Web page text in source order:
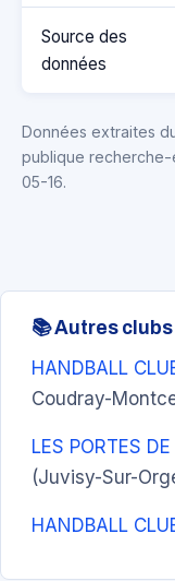
Source des
données
Données extraites
publique recherche-
05-16.
📚 Autres
HANDBALL
Coudray-
LES PORTES
(Juvisy-Sur-
HANDBALL